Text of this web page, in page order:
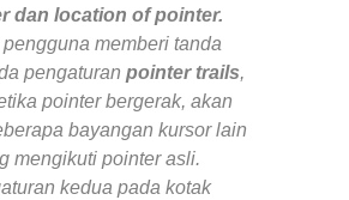
dan location of pointer.
memberi tanda
pengaturan pointer trails,
pointer bergerak, akan
bayangan kursor lain
mengikuti pointer asli.
kedua pada kotak